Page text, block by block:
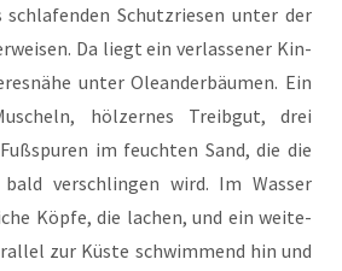
schla­fen­den Schutz­rie­sen unter der
Da liegt ein ver­las­se­ner Kin­
unter Ole­an­der­bäu­men. Ein
höl­zer­nes Treib­gut, drei
im feuch­ten Sand, die die
ver­schlin­gen wird. Im Was­ser
Köp­fe, die lachen, und ein wei­te­
zur Küs­te schwim­mend hin und